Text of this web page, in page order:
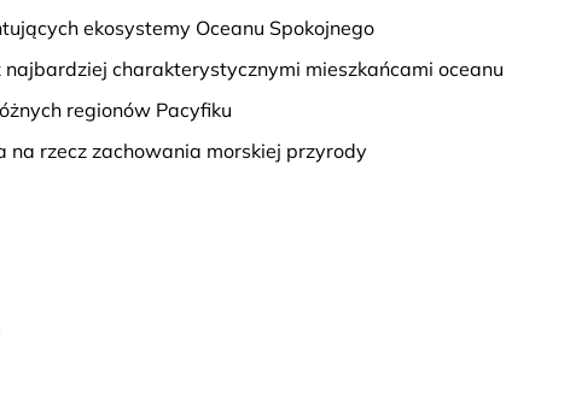
ekosystemy Oceanu Spokojnego
charakterystycznymi mieszkańcami oceanu
regionów Pacyfiku
na rzecz zachowania morskiej przyrody